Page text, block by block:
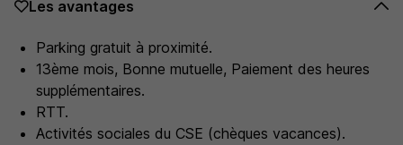
Les avantages
Parking gratuit à proximité.
13ème mois, Bonne mutuelle, Paiement des heures
supplémentaires.
RTT.
Activités sociales du CSE (chèques vacances).